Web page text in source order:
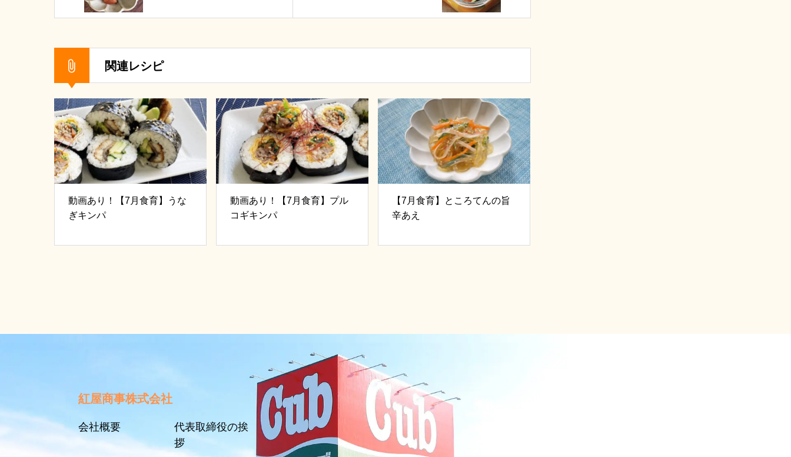
関連レシピ
動画あり！【7月食育】うな
ぎキンパ
動画あり！【7月食育】プル
コギキンパ
【7月食育】ところてんの旨
辛あえ
紅屋商事株式会社
会社概要
代表取締役の挨
拶